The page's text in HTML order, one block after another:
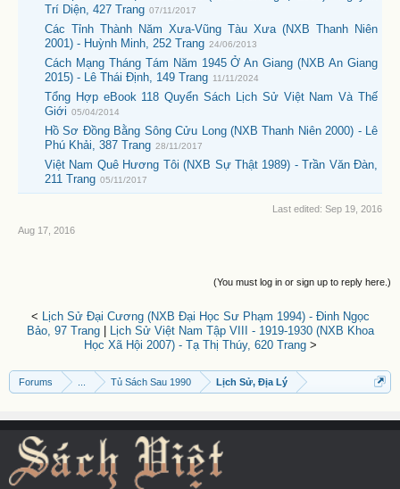
Trí Diện, 427 Trang 07/11/2017
Các Tỉnh Thành Năm Xưa-Vũng Tàu Xưa (NXB Thanh Niên
2001) - Huỳnh Minh, 252 Trang 24/06/2013
Cách Mạng Tháng Tám Năm 1945 Ở An Giang (NXB An Giang
2015) - Lê Thái Định, 149 Trang 11/11/2024
Tổng Hợp eBook 118 Quyển Sách Lịch Sử Việt Nam Và Thế
Giới 05/04/2014
Hồ Sơ Đồng Bằng Sông Cửu Long (NXB Thanh Niên 2000) - Lê
Phú Khải, 387 Trang 28/11/2017
Việt Nam Quê Hương Tôi (NXB Sự Thật 1989) - Trần Văn Đàn,
211 Trang 05/11/2017
Last edited: Sep 19, 2016
Aug 17, 2016
(You must log in or sign up to reply here.)
< Lịch Sử Đại Cương (NXB Đại Học Sư Phạm 1994) - Đinh Ngọc
Bảo, 97 Trang|
Lịch Sử Việt Nam Tập VIII - 1919-1930 (NXB Khoa
Học Xã Hội 2007) - Tạ Thị Thúy, 620 Trang>
Forums ... Tủ Sách Sau 1990 Lịch Sử, Địa Lý